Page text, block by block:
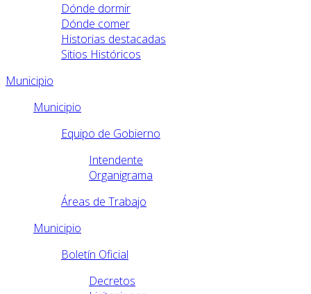
Dónde dormir
Dónde comer
Historias destacadas
Sitios Históricos
Municipio
Municipio
Equipo de Gobierno
Intendente
Organigrama
Áreas de Trabajo
Municipio
Boletín Oficial
Decretos